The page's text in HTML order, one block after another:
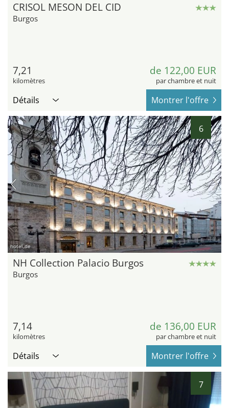
CRISOL MESON DEL CID
Burgos
7,21
kilomètres
de 122,00 EUR
par chambre et nuit
Détails Montrer l'offre
6
hotel.de
NH Collection Palacio Burgos
Burgos
7,14
kilomètres
de 136,00 EUR
par chambre et nuit
Détails Montrer l'offre
7